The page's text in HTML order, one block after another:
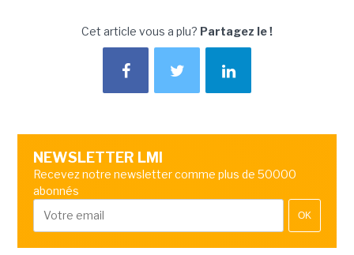
Cet article vous a plu? Partagez le !
NEWSLETTER LMI
Recevez notre newsletter comme plus de 50000
abonnés
OK